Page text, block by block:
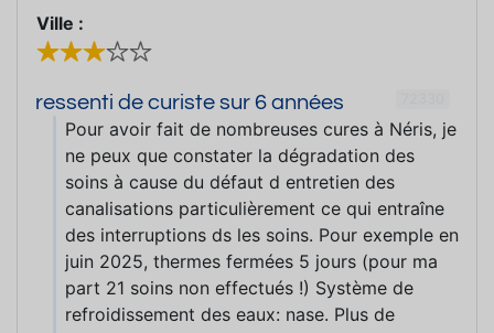
Ville :
ressenti de curiste sur 6 années
Pour avoir fait de nombreuses cures à Néris, je
ne peux que constater la dégradation des
soins à cause du défaut d entretien des
canalisations particulièrement ce qui entraîne
des interruptions ds les soins. Pour exemple en
juin 2025, thermes fermées 5 jours (pour ma
part 21 soins non effectués !) Système de
refroidissement des eaux: nase. Plus de